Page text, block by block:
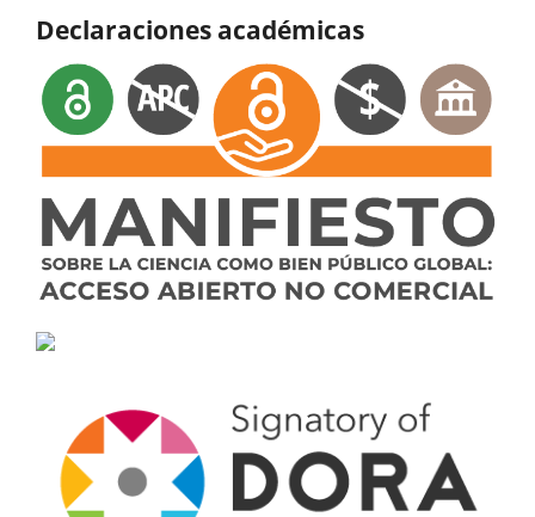
Declaraciones académicas